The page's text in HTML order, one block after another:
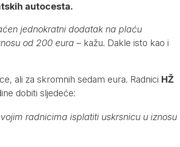
autocesta.
jednokratni dodatak na plaću
od 200 eura – kažu. Dakle isto kao i
ali za skromnih sedam eura. Radnici HŽ
dobiti sljedeće:
radnicima isplatiti uskrsnicu u iznosu